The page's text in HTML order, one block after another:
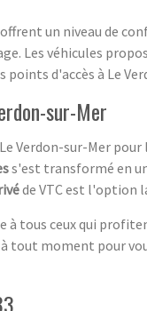
un niveau de
Les véhicules
d'accès à Le
sur-Mer
Verdon-sur-Mer
s'est transformé en
de VTC est l'option
tous ceux qui
moment pour